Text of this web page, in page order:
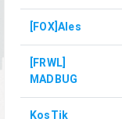
[FOX]Ales
[FRWL]
MADBUG
KosTik